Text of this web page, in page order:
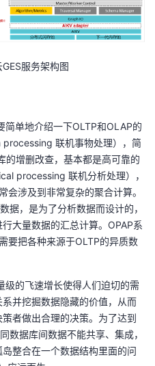
GES服务架构图
单地介绍一下OLTP和OLAP的
processing 联机事物处理），简
的增删改查，基本都是高可靠的
processing 联机分析处理），
会涉及到非常复杂的聚合计算。
据，是为了分析数据而设计的，
大量数据的汇总计算。 OPAP系
要把各种来源于OLTP的异质数
的飞速增长使得人们迫切的需
并挖掘数据隐藏的价值，从而
者做出合理的决策。为了达到
数据库间数据不能共享、集成，
整合在一个数据结构里面的问